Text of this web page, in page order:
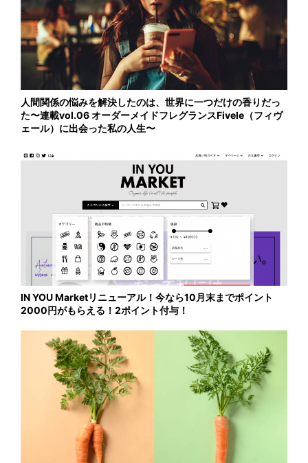
人間関係の悩みを解決したのは、世界に一つだけの香りだっ
た〜連載vol.06 オーダーメイドフレグランスFivele（フィヴ
ェール）に出会った私の人生〜
IN YOU Marketリニューアル！今なら10月末までポイント
2000円がもらえる！2ポイント付与！